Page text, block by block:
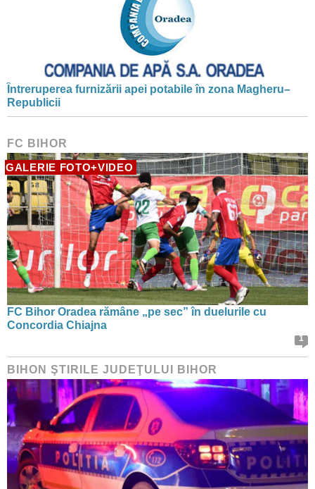
Întreruperea furnizării apei potabile în zona Magheru–
Republicii
FC BIHOR
GALERIE FOTO+VIDEO
FC Bihor Oradea rămâne „pe sec” în duelurile cu
Concordia Chiajna
1
BIHON ŞTIRILE JUDEŢULUI BIHOR